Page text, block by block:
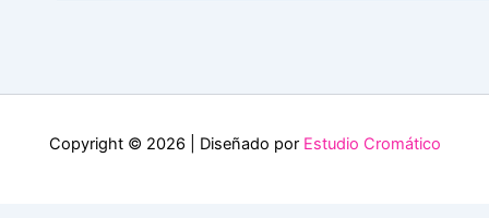
Copyright © 2026 | Diseñado por Estudio Cromático